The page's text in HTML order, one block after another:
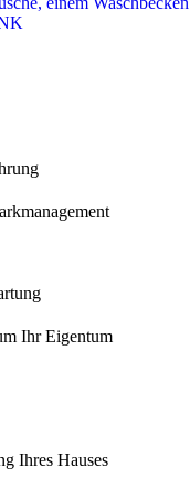
Ihr Eigentum
Ihres Hauses